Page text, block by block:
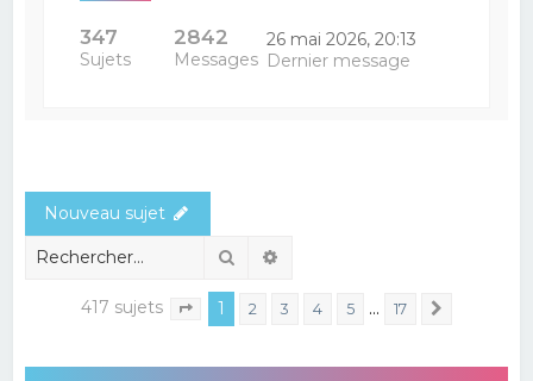
347
Sujets
2842
Messages
26 mai 2026, 20:13
Dernier message
Nouveau sujet
Rechercher
417 sujets Page sur 17
1 2 3 4 5 … 17